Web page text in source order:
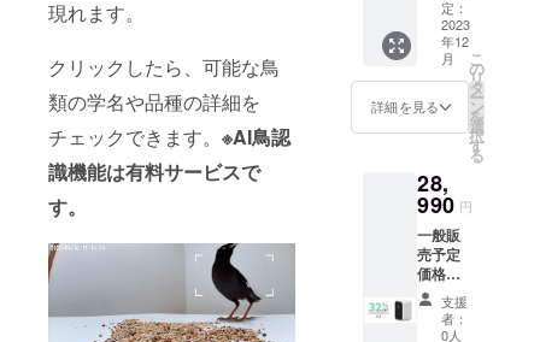
現れます。
クリックしたら、可能な鳥
類の学名や品種の詳細を
チェックできます。 ※AI鳥認
識機能は有料サービスで
す。
ピン×1
日本語
取扱説
明書×1
本国内
限定）
内容
物：
「V3
Cam」
本体 ｘ
2 スタ
充電
ケーブ
ル×2 壁
付用ス
テッ
カー×2
壁付用
くぎ×8
SIMカー
定：
2023
年12
月
詳細を見る
こ
の
リ
タ
ー
ン
を
選
択
す
る
28,
990 円
一般販
売予定
価格：
42,770
円（税
込） ※
支援
者：
0人